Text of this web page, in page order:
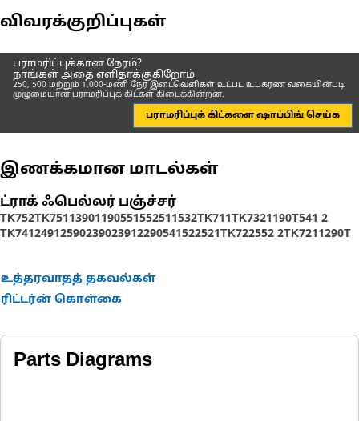
விவரக்குறிப்புகள்
பராமரிப்புக்கான நேரம்?
நாங்கள் அதை எளிதாக்குகிறோம்
250, 500 மற்றும் 1,000-மணி நேர இடைவெளிகள் உட்பட உபகரண வகையின்படி
முழுமையான பராமரிப்புக் கிட்கள் கிடைக்கின்றன.
பராமரிப்புக் கிட்களை ஷாப்பிங் செய்க
இணக்கமான மாடல்கள்
ட்ராக் ஃபெல்லர் பஞ்ச்சர்
TK752TK75113901190551552511532TK711TK7321190T541 2
TK74124912590239023912290541522521TK722552 2TK7211290T
உத்தரவாதத் தகவல்கள்
ரிட்டர்ன் கொள்கை
Parts Diagrams